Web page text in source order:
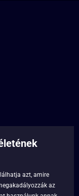
azt, amire
az